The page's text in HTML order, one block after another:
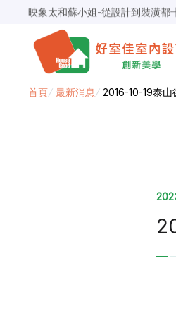
映象太和蘇小姐-從設計到裝潢都
超級F1歐小姐-設計跟材料的品質
說明仔細流程順暢，注意施工上
毛胚屋裝修推薦，設計師與工務
春城越蔡先生-設計師溝通規劃完
首頁/ 最新消息 / 2016-10-19泰山